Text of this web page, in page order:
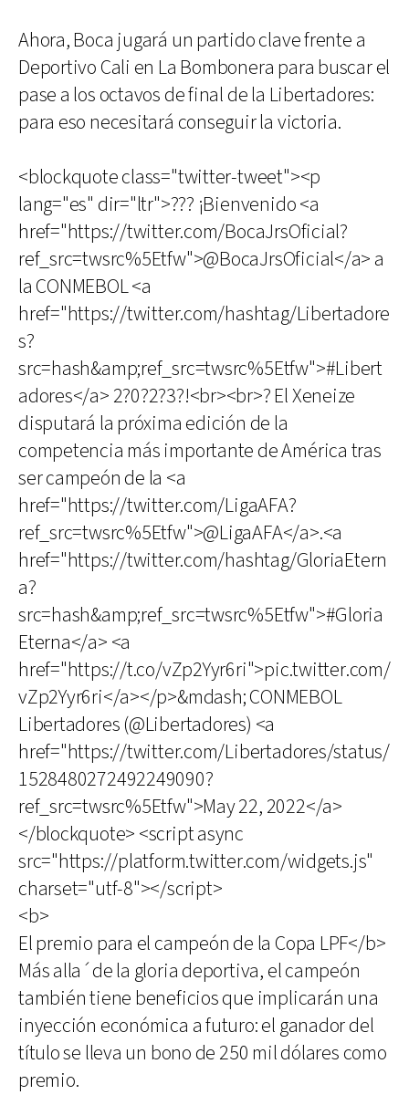
Ahora, Boca jugará un partido clave frente a
Deportivo Cali en La Bombonera para buscar el
pase a los octavos de final de la Libertadores:
para eso necesitará conseguir la victoria.
<blockquote class="twitter-tweet"><p
lang="es" dir="ltr">??? ¡Bienvenido <a
href="https://twitter.com/BocaJrsOficial?
ref_src=twsrc%5Etfw">@BocaJrsOficial</a> a
la CONMEBOL <a
href="https://twitter.com/hashtag/Libertadore
s?
src=hash&amp;ref_src=twsrc%5Etfw">#Libert
adores</a> 2?0?2?3?!<br><br>? El Xeneize
disputará la próxima edición de la
competencia más importante de América tras
ser campeón de la <a
href="https://twitter.com/LigaAFA?
ref_src=twsrc%5Etfw">@LigaAFA</a>.<a
href="https://twitter.com/hashtag/GloriaEtern
a?
src=hash&amp;ref_src=twsrc%5Etfw">#Gloria
Eterna</a> <a
href="https://t.co/vZp2Yyr6ri">pic.twitter.com/
vZp2Yyr6ri</a></p>&mdash; CONMEBOL
Libertadores (@Libertadores) <a
href="https://twitter.com/Libertadores/status/
1528480272492249090?
ref_src=twsrc%5Etfw">May 22, 2022</a>
</blockquote> <script async
src="https://platform.twitter.com/widgets.js"
charset="utf-8"></script>
<b>
El premio para el campeón de la Copa LPF</b>
Más alla´de la gloria deportiva, el campeón
también tiene beneficios que implicarán una
inyección económica a futuro: el ganador del
título se lleva un bono de 250 mil dólares como
premio.